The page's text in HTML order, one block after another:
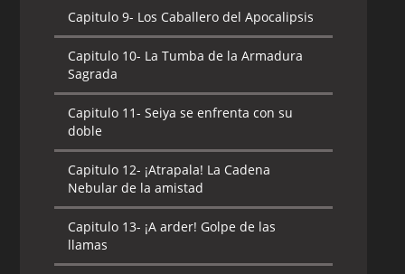
Capitulo 9- Los Caballero del Apocalipsis
Capitulo 10- La Tumba de la Armadura
Sagrada
Capitulo 11- Seiya se enfrenta con su
doble
Capitulo 12- ¡Atrapala! La Cadena
Nebular de la amistad
Capitulo 13- ¡A arder! Golpe de las
llamas